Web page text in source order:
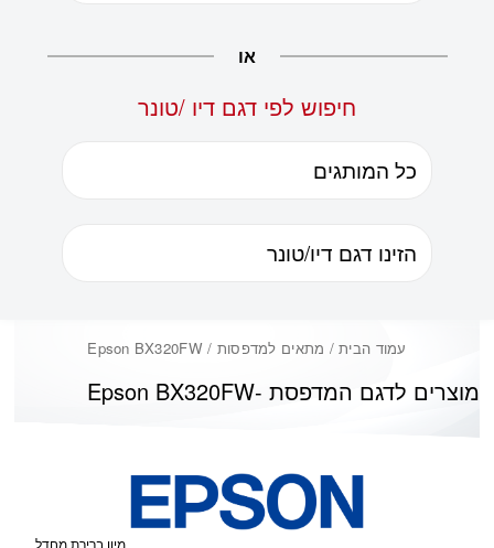
או
חיפוש לפי דגם דיו /טונר
עמוד הבית/ מתאים למדפסות / Epson BX320FW
Epson BX320FWמוצרים לדגם המדפסת -